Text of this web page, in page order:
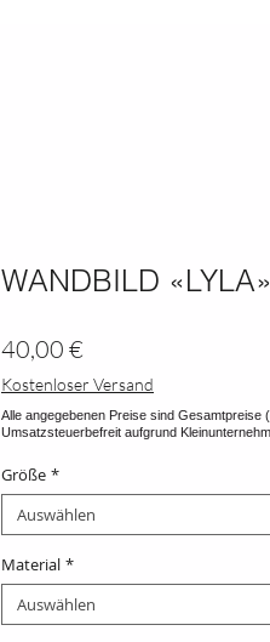
WANDBILD «LYLA»
40,00 €
Kostenloser Versand
Größe *
Auswählen
Material *
Auswählen